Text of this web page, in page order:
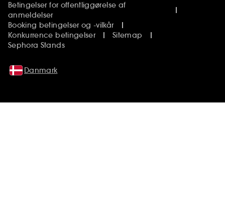
Betingelser for offentliggørelse af
anmeldelser
Booking betingelser og -vilkår
Konkurrence betingelser
Sitemap
Sephora Stands
Danmark